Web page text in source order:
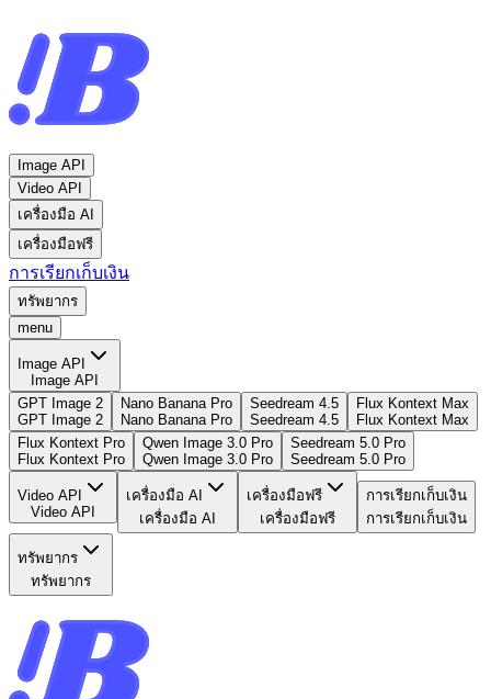
Image API
Video API
เครื่องมือ AI
เครื่องมือฟรี
การเรียกเก็บเงิน
ทรัพยากร
menu
Image API
Image API
GPT Image 2
GPT Image 2
Nano Banana Pro
Nano Banana Pro
Seedream 4.5
Seedream 4.5
Flux Kontext Max
Flux Kontext Max
Flux Kontext Pro
Flux Kontext Pro
Qwen Image 3.0 Pro
Qwen Image 3.0 Pro
Seedream 5.0 Pro
Seedream 5.0 Pro
Video API
Video API
เครื่องมือ AI
เครื่องมือ AI
เครื่องมือฟรี
เครื่องมือฟรี
การเรียกเก็บเงิน
การเรียกเก็บเงิน
ทรัพยากร
ทรัพยากร